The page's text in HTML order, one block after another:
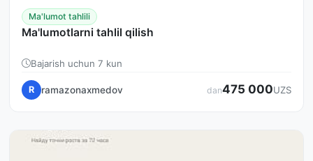
Ma'lumot tahlili
Ma'lumotlarni tahlil qilish
Bajarish uchun 7 kun
R ramazonaxmedov dan475 000UZS